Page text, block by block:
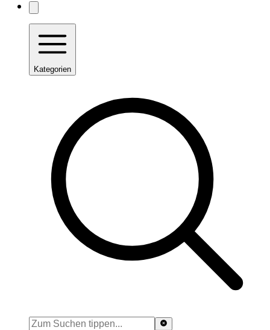
Kategorien